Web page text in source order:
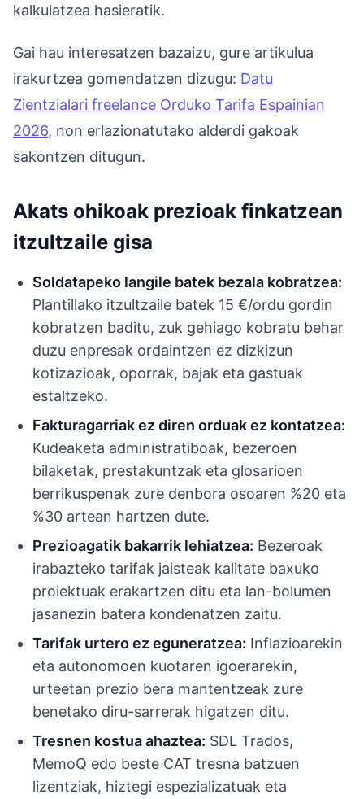
kalkulatzea hasieratik.
Gai hau interesatzen bazaizu, gure artikulua
irakurtzea gomendatzen dizugu: Datu
Zientzialari freelance Orduko Tarifa Espainian
2026, non erlazionatutako alderdi gakoak
sakontzen ditugun.
Akats ohikoak prezioak finkatzean
itzultzaile gisa
Soldatapeko langile batek bezala kobratzea:
Plantillako itzultzaile batek 15 €/ordu gordin
kobratzen baditu, zuk gehiago kobratu behar
duzu enpresak ordaintzen ez dizkizun
kotizazioak, oporrak, bajak eta gastuak
estaltzeko.
Fakturagarriak ez diren orduak ez kontatzea:
Kudeaketa administratiboak, bezeroen
bilaketak, prestakuntzak eta glosarioen
berrikuspenak zure denbora osoaren %20 eta
%30 artean hartzen dute.
Prezioagatik bakarrik lehiatzea: Bezeroak
irabazteko tarifak jaisteak kalitate baxuko
proiektuak erakartzen ditu eta lan-bolumen
jasanezin batera kondenatzen zaitu.
Tarifak urtero ez eguneratzea: Inflazioarekin
eta autonomoen kuotaren igoerarekin,
urteetan prezio bera mantentzeak zure
benetako diru-sarrerak higatzen ditu.
Tresnen kostua ahaztea: SDL Trados,
MemoQ edo beste CAT tresna batzuen
lizentziak, hiztegi espezializatuak eta